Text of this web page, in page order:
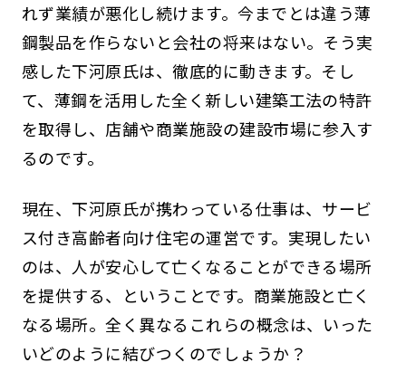
れず業績が悪化し続けます。今までとは違う薄
鋼製品を作らないと会社の将来はない。そう実
感した下河原氏は、徹底的に動きます。そし
て、薄鋼を活用した全く新しい建築工法の特許
を取得し、店舗や商業施設の建設市場に参入す
るのです。
現在、下河原氏が携わっている仕事は、サービ
ス付き高齢者向け住宅の運営です。実現したい
のは、人が安心して亡くなることができる場所
を提供する、ということです。商業施設と亡く
なる場所。全く異なるこれらの概念は、いった
いどのように結びつくのでしょうか？